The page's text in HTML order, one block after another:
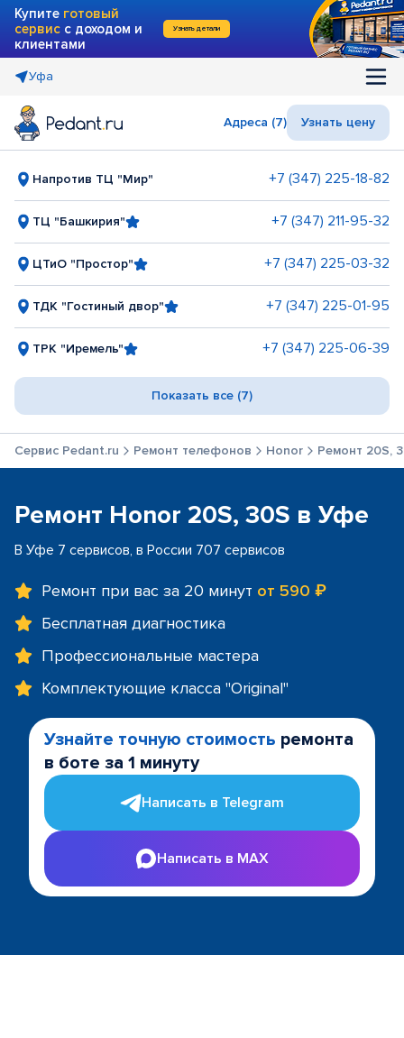
Купите готовый
сервис с доходом и
клиентами
Узнать детали
Уфа
Адреса (7) Узнать цену
Напротив ТЦ "Мир" +7 (347) 225-18-82
ТЦ "Башкирия" +7 (347) 211-95-32
ЦТиО "Простор" +7 (347) 225-03-32
ТДК "Гостиный двор" +7 (347) 225-01-95
ТРК "Иремель" +7 (347) 225-06-39
Показать все (7)
Сервис Pedant.ru Ремонт телефонов Honor Ремонт 20S,
Ремонт Honor 20S, 30S в Уфе
В Уфе 7 сервисов, в России 707 сервисов
Ремонт при вас за 20 минут от 590 ₽
Бесплатная диагностика
Профессиональные мастера
Комплектующие класса "Original"
Узнайте точную стоимость ремонта
в боте за 1 минуту
Написать в Telegram
Написать в MAX